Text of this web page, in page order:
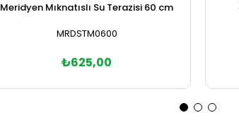
Meridyen Mıknatıslı Su Terazisi 60 cm
MRDSTM0600
₺625,00